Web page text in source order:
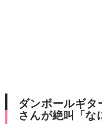
ダンボールギタ
さんが絶叫「な